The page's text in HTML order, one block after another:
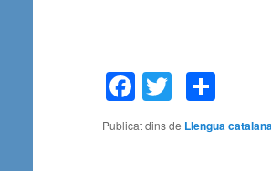
Facebook
Twitter
Publicat dins de Llengua